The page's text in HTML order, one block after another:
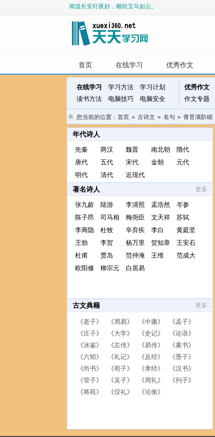
闻道长安灯夜好，雕轮宝马如云。
野战格斗死，败马号鸣向天悲。
遥想独游佳味少，无方骓马但鸣嘶。
铁马红旗寒日暮，使君犹寄边城。
首页 在线学习 优秀作文
在线学习 学习方法
学习计划
读书方法
电脑技巧 电脑安全
优秀作文
作文专题
您当前的位置： 首页 » 古诗文 » 名句 » 青苔满阶砌
年代诗人
先秦 两汉 魏晋 南北朝
隋代
唐代
五代 宋代 金朝
元代
明代
清代 近现代
著名诗人 更多..
张九龄 陆游 李清照 孟浩然
岑参
陈子昂
司马相 梅尧臣 文天祥
苏轼
李商隐
杜牧 辛弃疾 李白
黄庭坚
王勃
李贺 杨万里 贺知章
王安石
杜甫
贾岛 范仲淹 王维
范成大
欧阳修
柳宗元 白居易
古文典籍 更多..
《老子》 《周易》 《中庸》 《孟子》
《庄子》 《大学》 《史记》 《论语》
《冰鉴》 《左传》 《易传》 《素书》
《六韬》 《礼记》 《反经》 《墨子》
《尚书》 《荀子》 《孝经》 《汉书》
《管子》 《吴子》 《周礼》 《列子》
《将苑》 《仪礼》 《论衡》